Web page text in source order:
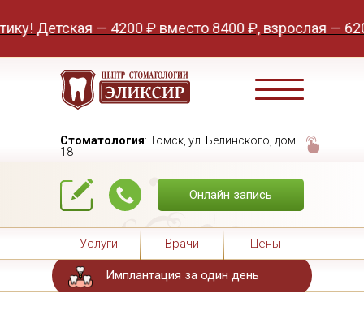
— 4200 ₽ вместо 8400 ₽, взрослая — 6200 ₽
Стоматология: Томск, ул. Белинского, дом
18
Онлайн запись
Услуги Врачи Цены
Имплантация за один день